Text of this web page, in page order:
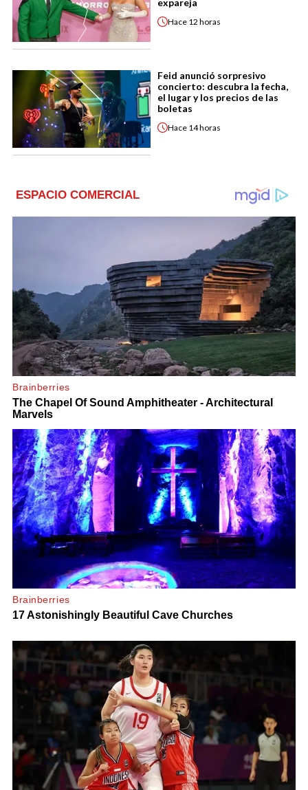
expareja
Hace 12 horas
Feid anunció sorpresivo
concierto: descubra la fecha,
el lugar y los precios de las
boletas
Hace 14 horas